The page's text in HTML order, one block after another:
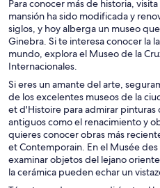
Para conocer más de historia,
mansión ha sido modificada y
siglos, y hoy alberga un museo
Ginebra. Si te interesa conocer la
mundo, explora el Museo de la
Internacionales.
Si eres un amante del arte,
de los excelentes museos de la
et d'Histoire para admirar
antiguos como el renacimiento y
quieres conocer obras más
et Contemporain. En el Musée
examinar objetos del lejano
la cerámica pueden echar un